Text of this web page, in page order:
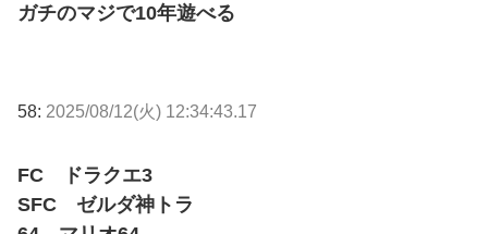
ガチのマジで10年遊べる
58: 2025/08/12(火) 12:34:43.17
FC ドラクエ3
SFC ゼルダ神トラ